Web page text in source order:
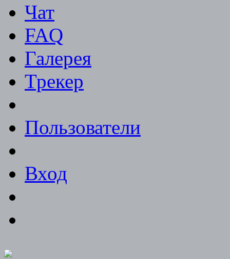
Чат
FAQ
Галерея
Трекер
Пользователи
Вход